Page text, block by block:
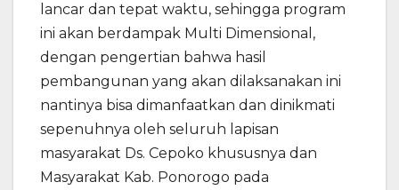
lancar dan tepat waktu, sehingga program
ini akan berdampak Multi Dimensional,
dengan pengertian bahwa hasil
pembangunan yang akan dilaksanakan ini
nantinya bisa dimanfaatkan dan dinikmati
sepenuhnya oleh seluruh lapisan
masyarakat Ds. Cepoko khususnya dan
Masyarakat Kab. Ponorogo pada